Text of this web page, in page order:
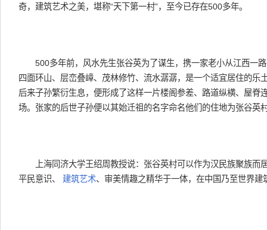
奇，建筑艺术之美，堪称“天下第一村”，至今已存在500多年。
500多年前，风水先生张谷英为了谋生，携一家老小从江西一路
四面环山、层峦叠嶂、茂林修竹、流水潺潺，是一个适宜居住的乐
后来子孙繁衍生息，便形成了这样一片楼阁参差、路道纵横、屋脊
场。张家的后世子孙便以其始迁祖的名字命名他们的住地为张谷英
上海同济大学王绍周教授说：张谷英村可以作为汉民族聚族而
平民意识、 建筑艺术、审美情趣之精华于一体，在中国乃至世界建